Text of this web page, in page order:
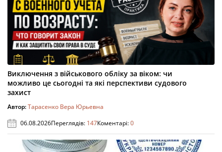
Виключення з військового обліку за віком: чи
можливо це сьогодні та які перспективи судового
захист
Автор:Тарасенко Вера Юрьевна
06.08.2026Переглядів: 147Коментарі:0